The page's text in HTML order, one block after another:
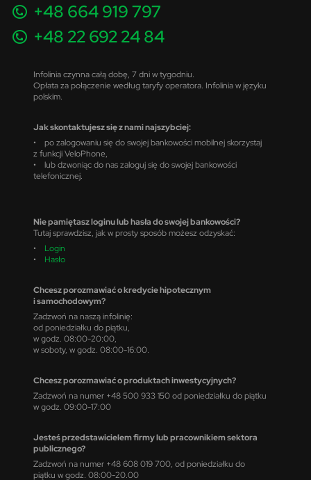
+48 664 919 797
+48 22 692 24 84
Infolinia czynna całą dobę, 7 dni w tygodniu.
Opłata za połączenie według taryfy operatora. Infolinia w języku
polskim.
Jak skontaktujesz się z nami najszybciej:
• po zalogowaniu się do swojej bankowości mobilnej skorzystaj
z funkcji VeloPhone,
• lub dzwoniąc do nas zaloguj się do swojej bankowości
telefonicznej.
Nie pamiętasz loginu lub hasła do swojej bankowości?
Tutaj sprawdzisz, jak w prosty sposób możesz odzyskać:
• Login
• Hasło
Chcesz porozmawiać o kredycie hipotecznym
i samochodowym?
Zadzwoń na naszą infolinię:
od poniedziałku do piątku,
w godz. 08:00-20:00,
w soboty, w godz. 08:00-16:00.
Chcesz porozmawiać o produktach inwestycyjnych?
Zadzwoń na numer +48 500 933 150 od poniedziałku do piątku
w godz. 09:00-17:00
Jesteś przedstawicielem firmy lub pracownikiem sektora
publicznego?
Zadzwoń na numer +48 608 019 700, od poniedziałku do
piątku w godz. 08:00-20.00